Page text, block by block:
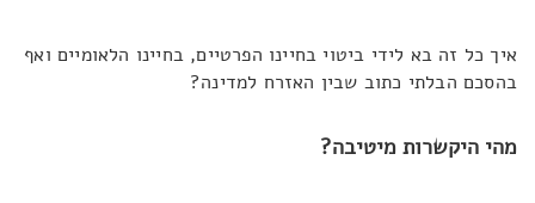
איך כל זה בא לידי ביטוי בחיינו הפרטיים, בחיינו הלאומיים ואף
בהסכם הבלתי כתוב שבין האזרח למדינה?
מהי היקשרות מיטיבה?